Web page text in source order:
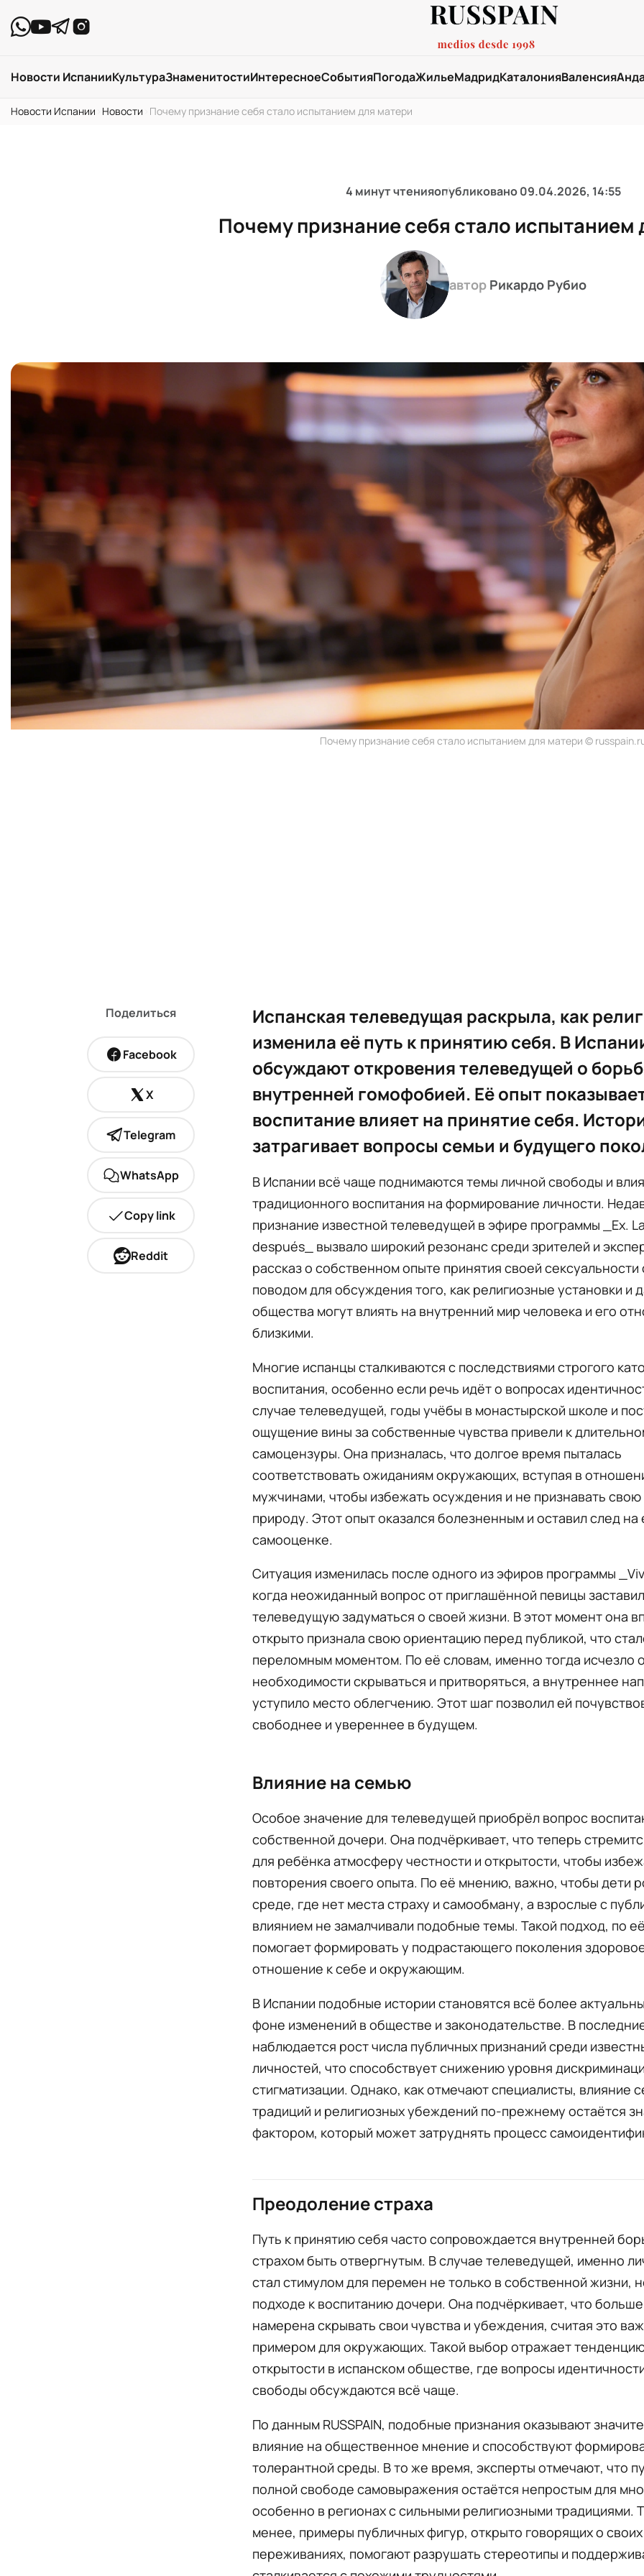
Новости ИспанииКультураЗнаменитостиИнтересноеСобытияПогодаЖильеМадридКаталонияВаленсия
Новости Испании Новости Почему признание себя стало испытанием для матери
4 минут чтенияопубликовано09.04.2026, 14:55
Почему признание себя стало испытанием
автор Рикардо Рубио
Почему признание себя стало испытанием для матери ©
Поделиться
Facebook
X
Telegram
WhatsApp
Copy link
Reddit
Испанская телеведущая раскрыла, как
изменила её путь к принятию себя. В
обсуждают откровения телеведущей о
внутренней гомофобией. Её опыт
воспитание влияет на принятие себя.
затрагивает вопросы семьи и будущего
В Испании всё чаще поднимаются темы личной свободы и
традиционного воспитания на формирование личности.
признание известной телеведущей в эфире программы _Ex.
después_ вызвало широкий резонанс среди зрителей и
рассказ о собственном опыте принятия своей сексуальности
поводом для обсуждения того, как религиозные установки и
общества могут влиять на внутренний мир человека и его
близкими.
Многие испанцы сталкиваются с последствиями строгого
воспитания, особенно если речь идёт о вопросах
случае телеведущей, годы учёбы в монастырской школе и
ощущение вины за собственные чувства привели к
самоцензуры. Она призналась, что долгое время пыталась
соответствовать ожиданиям окружающих, вступая в
мужчинами, чтобы избежать осуждения и не признавать
природу. Этот опыт оказался болезненным и оставил след на
самооценке.
Ситуация изменилась после одного из эфиров программы
когда неожиданный вопрос от приглашённой певицы заставил
телеведущую задуматься о своей жизни. В этот момент она
открыто признала свою ориентацию перед публикой, что
переломным моментом. По её словам, именно тогда исчезло
необходимости скрываться и притворяться, а внутреннее
уступило место облегчению. Этот шаг позволил ей
свободнее и увереннее в будущем.
Влияние на семью
Особое значение для телеведущей приобрёл вопрос
собственной дочери. Она подчёркивает, что теперь
для ребёнка атмосферу честности и открытости, чтобы
повторения своего опыта. По её мнению, важно, чтобы дети
среде, где нет места страху и самообману, а взрослые с
влиянием не замалчивали подобные темы. Такой подход, по
помогает формировать у подрастающего поколения
отношение к себе и окружающим.
В Испании подобные истории становятся всё более
фоне изменений в обществе и законодательстве. В
наблюдается рост числа публичных признаний среди
личностей, что способствует снижению уровня
стигматизации. Однако, как отмечают специалисты, влияние
традиций и религиозных убеждений по-прежнему остаётся
фактором, который может затруднять процесс
Преодоление страха
Путь к принятию себя часто сопровождается внутренней
страхом быть отвергнутым. В случае телеведущей, именно
стал стимулом для перемен не только в собственной жизни,
подходе к воспитанию дочери. Она подчёркивает, что
намерена скрывать свои чувства и убеждения, считая это
примером для окружающих. Такой выбор отражает
открытости в испанском обществе, где вопросы
свободы обсуждаются всё чаще.
По данным RUSSPAIN, подобные признания оказывают
влияние на общественное мнение и способствуют
толерантной среды. В то же время, эксперты отмечают, что
полной свободе самовыражения остаётся непростым для
особенно в регионах с сильными религиозными традициями.
менее, примеры публичных фигур, открыто говорящих о своих
переживаниях, помогают разрушать стереотипы и